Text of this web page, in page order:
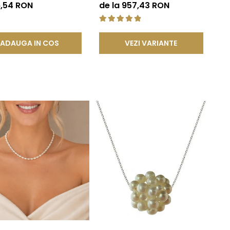
14K | KASKADDA®
RON
ADAUGA IN COS
Rare, Calitate AAA+, Aur 14K |
KASKADDA®
de la 957,43 RON
VEZI VARIANTE